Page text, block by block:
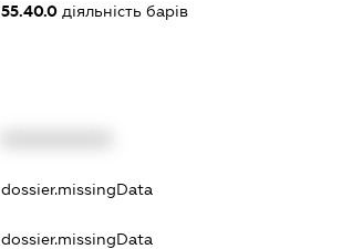
55.40.0діяльність барів
dossier.missingData
dossier.missingData